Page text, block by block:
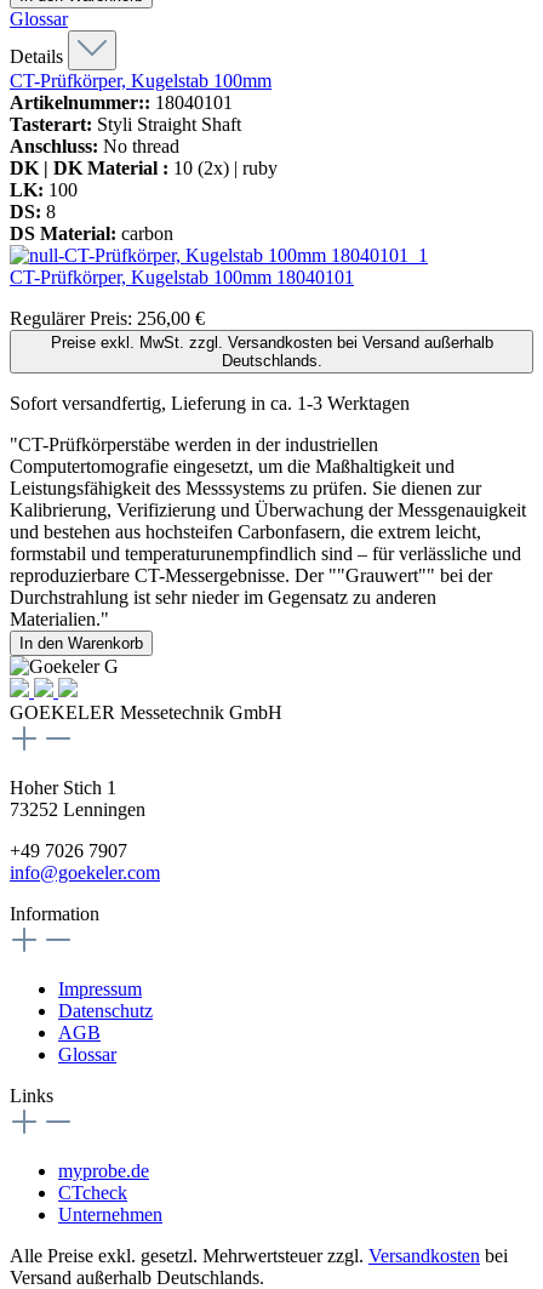
Glossar
Details
CT-Prüfkörper, Kugelstab 100mm
Artikelnummer:: 18040101
Tasterart: Styli Straight Shaft
Anschluss: No thread
DK | DK Material : 10 (2x) | ruby
LK: 100
DS: 8
DS Material: carbon
CT-Prüfkörper, Kugelstab 100mm 18040101
Regulärer Preis: 256,00 €
Preise exkl. MwSt. zzgl. Versandkosten bei Versand außerhalb
Deutschlands.
Sofort versandfertig, Lieferung in ca. 1-3 Werktagen
"CT-Prüfkörperstäbe werden in der industriellen
Computertomografie eingesetzt, um die Maßhaltigkeit und
Leistungsfähigkeit des Messsystems zu prüfen. Sie dienen zur
Kalibrierung, Verifizierung und Überwachung der Messgenauigkeit
und bestehen aus hochsteifen Carbonfasern, die extrem leicht,
formstabil und temperaturunempfindlich sind – für verlässliche und
reproduzierbare CT-Messergebnisse. Der ""Grauwert"" bei der
Durchstrahlung ist sehr nieder im Gegensatz zu anderen
Materialien."
In den Warenkorb
GOEKELER Messetechnik GmbH
Hoher Stich 1
73252 Lenningen
+49 7026 7907
info@goekeler.com
Information
Impressum
Datenschutz
AGB
Glossar
Links
myprobe.de
CTcheck
Unternehmen
Alle Preise exkl. gesetzl. Mehrwertsteuer zzgl. Versandkosten bei
Versand außerhalb Deutschlands.